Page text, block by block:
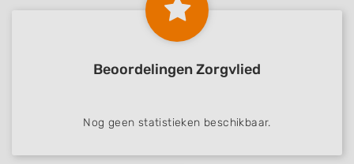
Beoordelingen Zorgvlied
Nog geen statistieken beschikbaar.